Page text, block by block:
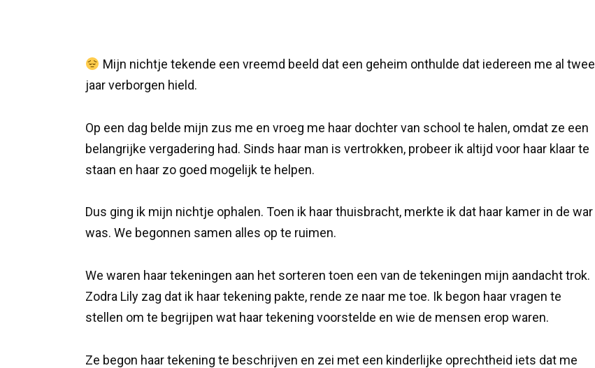
Mijn nichtje tekende een vreemd beeld dat een geheim onthulde dat iedereen me al twee
jaar verborgen hield.
Op een dag belde mijn zus me en vroeg me haar dochter van school te halen, omdat ze een
belangrijke vergadering had. Sinds haar man is vertrokken, probeer ik altijd voor haar klaar te
staan en haar zo goed mogelijk te helpen.
Dus ging ik mijn nichtje ophalen. Toen ik haar thuisbracht, merkte ik dat haar kamer in de war
was. We begonnen samen alles op te ruimen.
We waren haar tekeningen aan het sorteren toen een van de tekeningen mijn aandacht trok.
Zodra Lily zag dat ik haar tekening pakte, rende ze naar me toe. Ik begon haar vragen te
stellen om te begrijpen wat haar tekening voorstelde en wie de mensen erop waren.
Ze begon haar tekening te beschrijven en zei met een kinderlijke oprechtheid iets dat me